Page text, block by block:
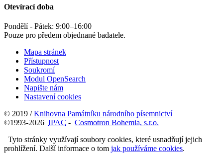
Otevírací doba
Pondělí - Pátek: 9:00–16:00
Pouze pro předem objednané badatele.
Mapa stránek
Přístupnost
Soukromí
Modul OpenSearch
Napište nám
Nastavení cookies
© 2019 /Knihovna Památníku národního písemnictví
©1993-2026 IPAC - Cosmotron Bohemia, s.r.o.
Tyto stránky využívají soubory cookies, které usnadňují jejich
prohlížení. Další informace o tom jak používáme cookies.